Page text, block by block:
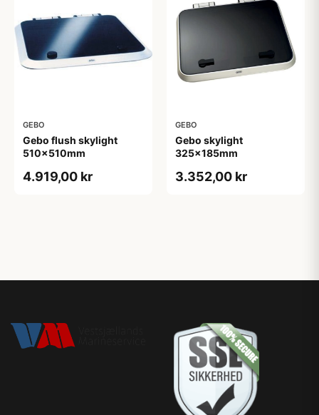
GEBO
Gebo flush skylight
510x510mm
4.919,00 kr
GEBO
Gebo skylight
325x185mm
3.352,00 kr